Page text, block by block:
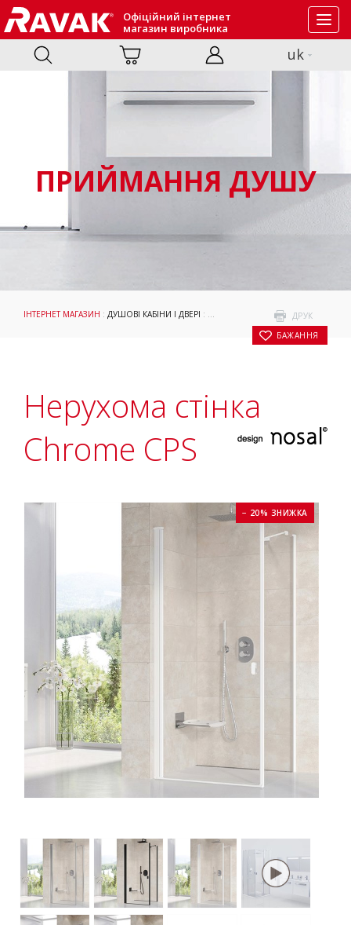
Офіційний інтернет
магазин виробника
uk
ПРИЙМАННЯ ДУШУ
ДРУК
БАЖАННЯ
ІНТЕРНЕТ МАГАЗИН : ДУШОВІ КАБІНИ І ДВЕРІ : ПРИЙМАННЯ ДУШУ : НЕРУХОМА
Нерухома стінка
Chrome CPS
− 20% ЗНИЖКА